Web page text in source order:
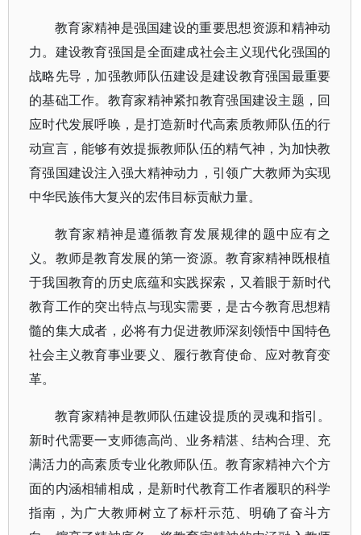
教育家精神是强国建设的重要思想资源和精神动
力。建设教育强国是全面建成社会主义现代化强国的
战略先导，加强教师队伍建设是建设教育强国最重要
的基础工作。教育家精神紧扣教育强国建设主题，回
应时代发展呼唤，是打造新时代高素质教师队伍的行
动宣言，能够有效提振教师队伍的精气神，为加快教
育强国建设注入强大精神动力，引领广大教师为实现
中华民族伟大复兴的宏伟目标贡献力量。
教育家精神是遵循教育发展规律的题中应有之
义。教师是教育发展的第一资源。教育家精神既根植
于我国教育的历史底蕴和实践探索，又着眼于新时代
教育工作的突出特点与现实需要，是古今教育思想精
髓的集大成者，必将有力促进教师深刻领悟中国特色
社会主义教育事业要义、履行教育使命、应对教育变
革。
教育家精神是教师队伍建设提质的灵魂和指引。
新时代需要一支师德高尚、业务精湛、结构合理、充
满活力的高素质专业化教师队伍。教育家精神六个方
面的内涵相辅相成，是新时代教育工作者履职的科学
指南，为广大教师树立了标杆示范、明确了奋斗方